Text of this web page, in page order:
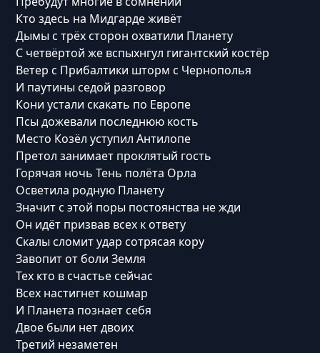
Кто здесь на Мидгарде живёт
Дымы с трёх сторон охватили Планету
С четвёртой же вспыхнгул гигантский костёр
Ветер с Прибалтики шторм с Чернополья
И паутины седой разговор
Кони устали скакать по Европе
Псы дожевали последнюю кость
Место Козёл уступил Антилопе
Претол занимает проклятый гость
Горячая ночь Тень полёта Орла
Осветила родную Планету
Значит с этой поры постоянства не жди
Он идёт призвав всех к ответу
Скалы сломит удар сотрясая кору
Завопит от боли Земля
Тех кто в счастье сейчас
Всех настигнет кошмар
И Планета познает себя
Двое были нет двоих
Третий незаметен